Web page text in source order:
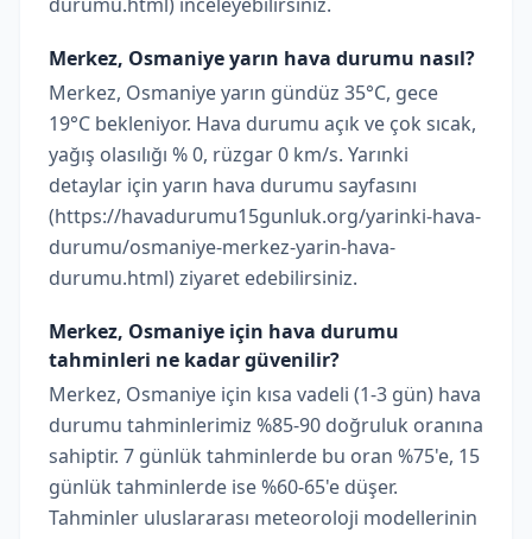
Merkez, Osmaniye yarın hava durumu nasıl?
Merkez, Osmaniye yarın gündüz 35°C, gece
19°C bekleniyor. Hava durumu açık ve çok sıcak,
yağış olasılığı % 0, rüzgar 0 km/s. Yarınki
detaylar için yarın hava durumu sayfasını
(https://havadurumu15gunluk.org/yarinki-hava-
durumu/osmaniye-merkez-yarin-hava-
durumu.html) ziyaret edebilirsiniz.
Merkez, Osmaniye için hava durumu
tahminleri ne kadar güvenilir?
Merkez, Osmaniye için kısa vadeli (1-3 gün) hava
durumu tahminlerimiz %85-90 doğruluk oranına
sahiptir. 7 günlük tahminlerde bu oran %75'e, 15
günlük tahminlerde ise %60-65'e düşer.
Tahminler uluslararası meteoroloji modellerinin